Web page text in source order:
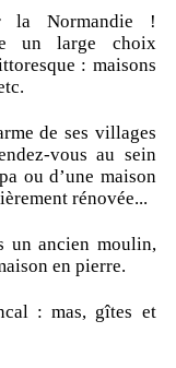
la Normandie !
un large choix
: maisons
de ses villages
vous au sein
ou d’une maison
rénovée...
un ancien moulin,
en pierre.
: mas, gîtes et